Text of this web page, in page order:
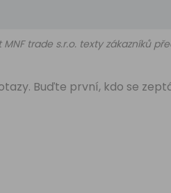
trade s.r.o. texty zákazníků
Buďte první, kdo se